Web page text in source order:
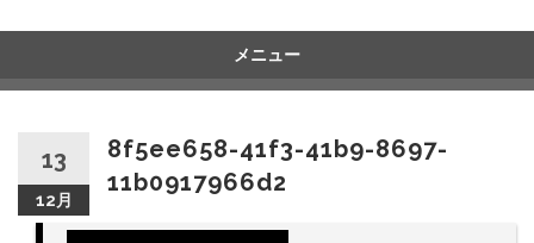
ス
ッ
メニュー
コ
13
12月
8f5ee658-41f3-41b9-8697-
11b0917966d2